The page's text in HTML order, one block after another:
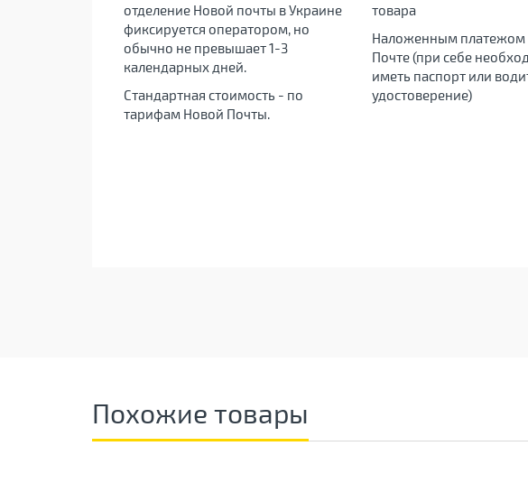
отделение Новой почты в Украине
фиксируется оператором, но
обычно не превышает 1-3
календарных дней.
Стандартная стоимость - по
тарифам Новой Почты.
товара
Наложенным платежом
Почте (при себе
иметь паспорт или
удостоверение)
Похожие товары